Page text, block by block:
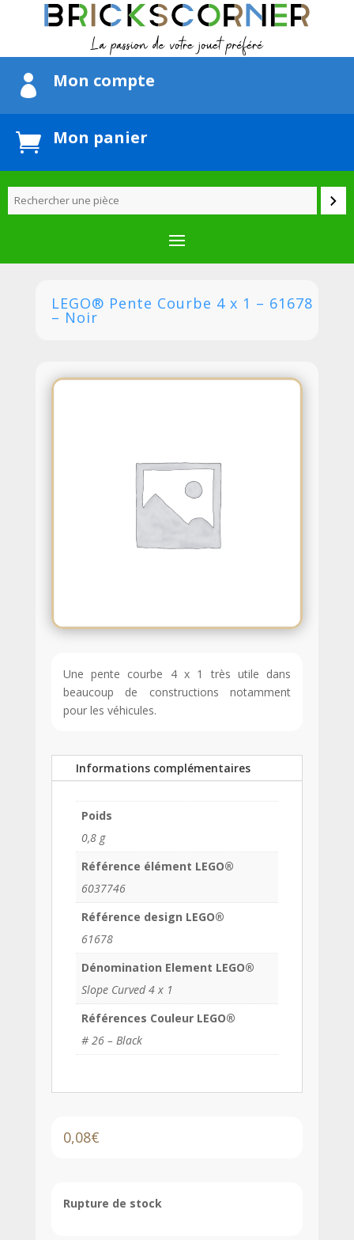
 Mon compte
 Mon panier
LEGO® Pente Courbe 4 x 1 – 61678
– Noir
Une pente courbe 4 x 1 très utile dans
beaucoup de constructions notamment
pour les véhicules.
Informations complémentaires
Poids
0,8 g
Référence élément LEGO®
6037746
Référence design LEGO®
61678
Dénomination Element LEGO®
Slope Curved 4 x 1
Références Couleur LEGO®
# 26 – Black
0,08€
Rupture de stock